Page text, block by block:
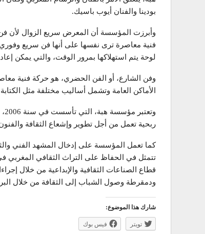
بودينا والفنان أيوب باسيك.
وأبرزت المؤسسة أن المعرض سريع الزوال لأن
فنية معاصرة ترى نفسها على أنها فن سريع
لوحة يتم استهلاكها بمرور الوقت، والتي يمكن
وفن الشارع، أو الفن الحضري، هو حركة فنية
الأماكن العامة وتشمل أساليب مختلفة مثل
ربحية تعمل من أجل تطوير وإشعاع الثقافة
كما تعمل المؤسسة على إدخال المشهد الفني
تتمثل في الحفاظ على التراث الثقافي المغربي
قطاع الصناعات الثقافية والإبداعية من خلال
ودمقرطة وصول الشباب إلى الثقافة من خلال
شارك هذا الموضوع:
تويتر فيس بوك